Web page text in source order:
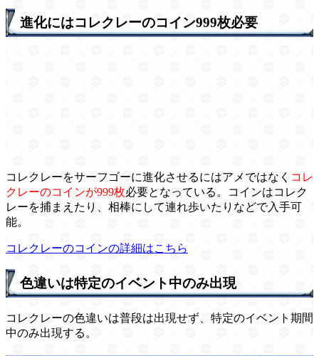
進化にはコレクレーのコイン999枚必要
コレクレーをサーフゴーに進化させるにはアメではなく コレ
クレーのコインが999枚必要となっている。コインはコレク
レーを捕まえたり、相棒にして連れ歩いたりなどで入手可
能。
コレクレーのコインの詳細はこちら
色違いは特定のイベント中のみ出現
コレクレーの色違いは普段は出現せず、特定のイベント期間
中のみ出現する。